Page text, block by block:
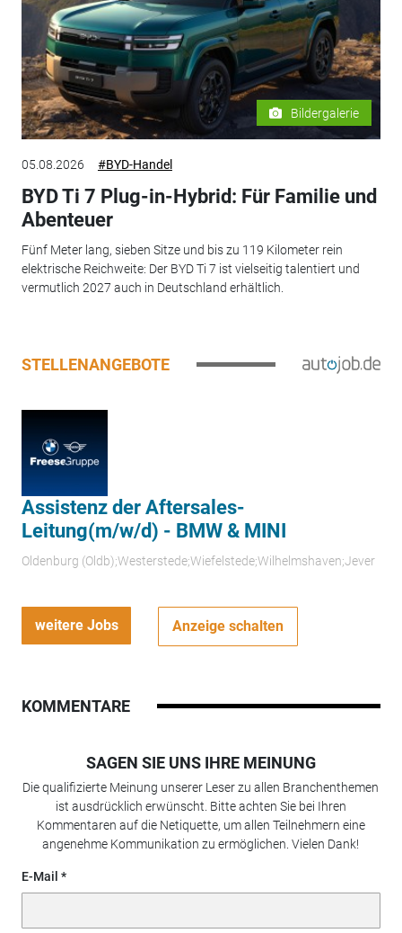
Bildergalerie
05.08.2026 #BYD-Handel
BYD Ti 7 Plug-in-Hybrid: Für Familie und
Abenteuer
Fünf Meter lang, sieben Sitze und bis zu 119 Kilometer rein
elektrische Reichweite: Der BYD Ti 7 ist vielseitig talentiert und
vermutlich 2027 auch in Deutschland erhältlich.
STELLENANGEBOTE
Assistenz der Aftersales-
Leitung(m/w/d) - BMW & MINI
Oldenburg (Oldb);Westerstede;Wiefelstede;Wilhelmshaven;Jever
weitere Jobs Anzeige schalten
KOMMENTARE
SAGEN SIE UNS IHRE MEINUNG
Die qualifizierte Meinung unserer Leser zu allen Branchenthemen
ist ausdrücklich erwünscht. Bitte achten Sie bei Ihren
Kommentaren auf die Netiquette, um allen Teilnehmern eine
angenehme Kommunikation zu ermöglichen. Vielen Dank!
E-Mail